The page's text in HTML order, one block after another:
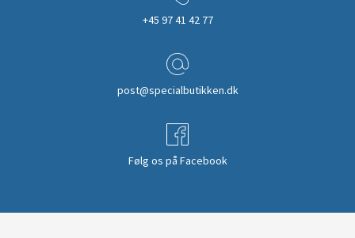
+45 97 41 42 77
post@specialbutikken.dk
Følg os på Facebook